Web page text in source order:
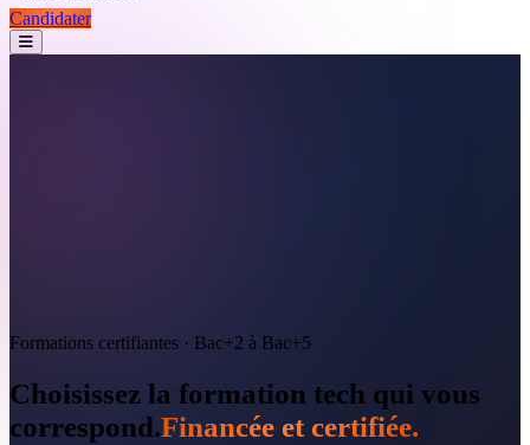
Candidater
Formations certifiantes · Bac+2 à Bac+5
Choisissez la formation tech qui vous
correspond.Financée et certifiée.